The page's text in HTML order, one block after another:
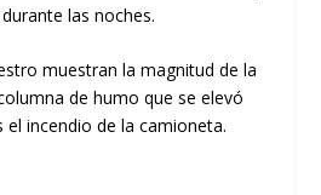
las noches.
muestran la magnitud de la
de humo que se elevó
incendio de la camioneta.